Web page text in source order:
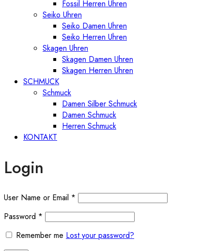
Fossil Herren Uhren
Seiko Uhren
Seiko Damen Uhren
Seiko Herren Uhren
Skagen Uhren
Skagen Damen Uhren
Skagen Herren Uhren
SCHMUCK
Schmuck
Damen Silber Schmuck
Damen Schmuck
Herren Schmuck
KONTAKT
Login
User Name or Email *
Password *
Remember me Lost your password?